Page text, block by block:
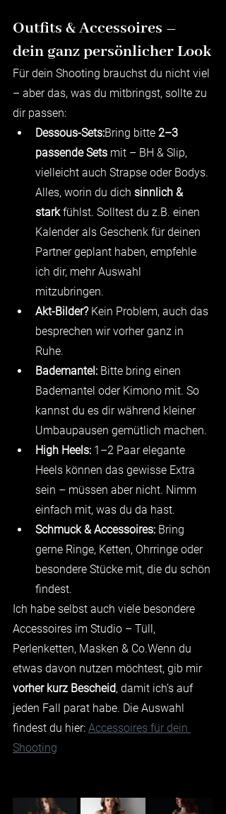
Outfits & Accessoires –
dein ganz persönlicher Look
Für dein Shooting brauchst du nicht viel
– aber das, was du mitbringst, sollte zu
dir passen:
Dessous-Sets:Bring bitte 2–3
passende Sets mit – BH & Slip,
vielleicht auch Strapse oder Bodys.
Alles, worin du dich sinnlich &
stark fühlst. Solltest du z.B. einen
Kalender als Geschenk für deinen
Partner geplant haben, empfehle
ich dir, mehr Auswahl
mitzubringen.
Akt-Bilder? Kein Problem, auch das
besprechen wir vorher ganz in
Ruhe.
Bademantel: Bitte bring einen
Bademantel oder Kimono mit. So
kannst du es dir während kleiner
Umbaupausen gemütlich machen.
High Heels: 1–2 Paar elegante
Heels können das gewisse Extra
sein – müssen aber nicht. Nimm
einfach mit, was du da hast.
Schmuck & Accessoires: Bring
gerne Ringe, Ketten, Ohrringe oder
besondere Stücke mit, die du schön
findest.
Ich habe selbst auch viele besondere
Accessoires im Studio – Tüll,
Perlenketten, Masken & Co.Wenn du
etwas davon nutzen möchtest, gib mir
vorher kurz Bescheid, damit ich’s auf
jeden Fall parat habe. Die Auswahl
findest du hier: Accessoires für dein
Shooting